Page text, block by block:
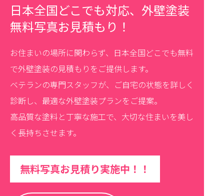
日本全国どこでも対応、外壁塗装
無料写真お見積もり！
お住まいの場所に関わらず、日本全国どこでも無料
で外壁塗装の見積もりをご提供します。
ベテランの専門スタッフが、ご自宅の状態を詳しく
診断し、最適な外壁塗装プランをご提案。
高品質な塗料と丁寧な施工で、大切な住まいを美し
く長持ちさせます。
無料写真お見積り実施中！！